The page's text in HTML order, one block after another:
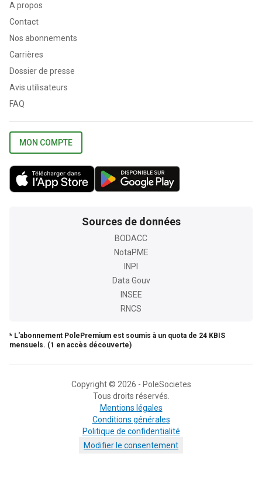
A propos
Contact
Nos abonnements
Carrières
Dossier de presse
Avis utilisateurs
FAQ
MON COMPTE
Sources de données
BODACC
NotaPME
INPI
Data Gouv
INSEE
RNCS
* L'abonnement PolePremium est soumis à un quota de 24 KBIS
mensuels. (1 en accès découverte)
Copyright © 2026 - PoleSocietes
Tous droits réservés.
Mentions légales
Conditions générales
Politique de confidentialité
Modifier le consentement